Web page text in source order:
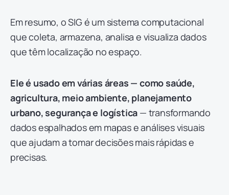
Em resumo, o SIG é um sistema computacional
que coleta, armazena, analisa e visualiza dados
que têm localização no espaço.
Ele é usado em várias áreas — como saúde,
agricultura, meio ambiente, planejamento
urbano, segurança e logística — transformando
dados espalhados em mapas e análises visuais
que ajudam a tomar decisões mais rápidas e
precisas.